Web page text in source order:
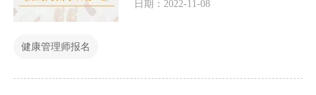
日期：2022-11-08
健康管理师报名